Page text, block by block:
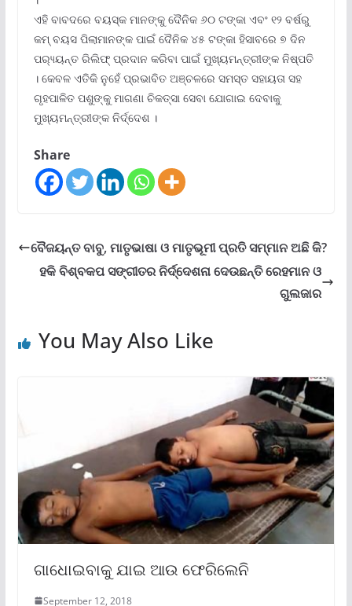
ଏହି ବାବଦରେ ବୟସ୍କ ମାନଙ୍କୁ ଦୈନିକ ୬୦ ଟଙ୍କା ଏବଂ ୧୨ ବର୍ଷରୁ
କମ୍ ବୟସ ପିଲାମାନଙ୍କ ପାଇଁ ଦୈନିକ ୪୫ ଟଙ୍କା ହିସାବରେ ୭ ଦିନ
ପର‌୍ୟ୍ୟନ୍ତ ରିଲିଫ୍ ପ୍ରଦାନ କରିବା ପାଇଁ ମୁଖ୍ୟମନ୍ତ୍ରୀଙ୍କ ନିଷ୍ପତି
। କେବଳ ଏତିକି ନୁହେଁ ପ୍ରଭାବିତ ଅଞ୍ଚଳରେ ସମସ୍ତ ସହାୟତା ସହ
ଗୃହପାଳିତ ପଶୁଙ୍କୁ ମାଗଣା ଚିକତ୍ସା ସେବା ଯୋଗାଇ ଦେବାକୁ
ମୁଖ୍ୟମନ୍ତ୍ରୀଙ୍କ ନିର୍ଦ୍ଦେଶ ।
Share
ବୈଜୟନ୍ତ ବାବୁ, ମାତୃଭାଷା ଓ ମାତୃଭୂମୀ ପ୍ରତି ସମ୍ମାନ ଅଛି କି?
ହକି ବିଶ୍ବକପ ସଙ୍ଗୀତର ନିର୍ଦ୍ଦେଶନା ଦେଉଛନ୍ତି ରେହମାନ ଓ
ଗୁଲଜାର
You May Also Like
ଗାଧୋଇବାକୁ ଯାଇ ଆଉ ଫେରିଲେନି
September 12, 2018